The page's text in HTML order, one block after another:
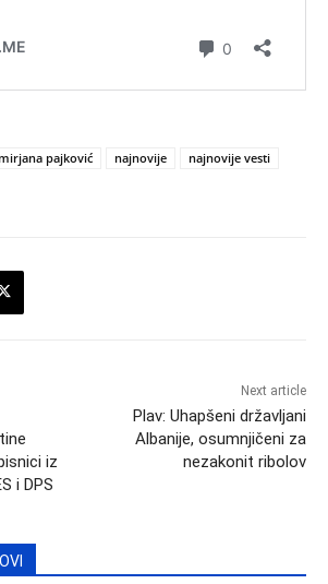
mirjana pajković najnovije
najnovije vesti
iz
i DPS
Next article
Plav: Uhapšeni državljani
Albanije, osumnjičeni za
nezakonit ribolov